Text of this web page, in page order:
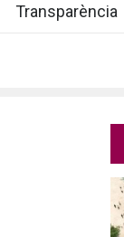
Transparència